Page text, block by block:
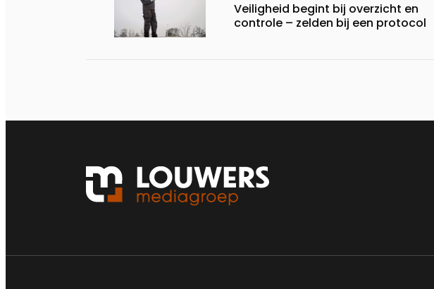
Veiligheid begint bij overzicht en
controle – zelden bij een protocol